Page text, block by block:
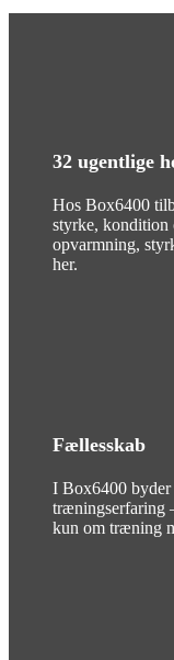
32 ugentlige
Hos Box6400
styrke, kondition
opvarmning,
her.
Fællesskab
I Box6400 byder
træningserfaring
kun om træning